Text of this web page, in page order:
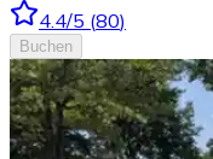
4.4/5 (80)
Buchen